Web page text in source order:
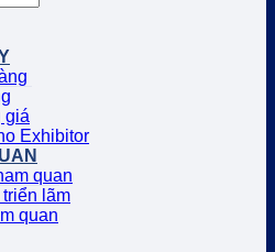
giá
Exhibitor
quan
lãm
quan